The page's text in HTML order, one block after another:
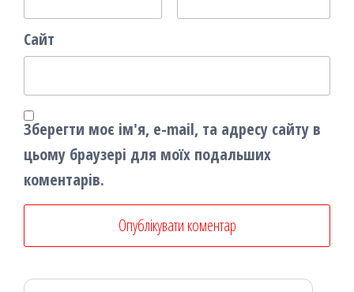
Сайт
Зберегти моє ім'я, e-mail, та адресу сайту в
цьому браузері для моїх подальших
коментарів.